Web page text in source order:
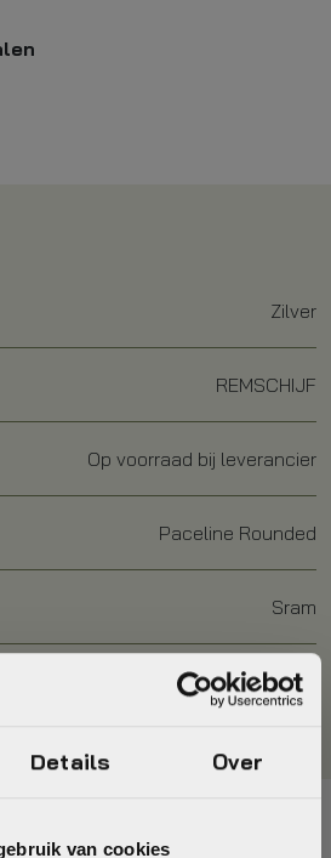
Details Over
van cookies
Zilver
REMSCHIJF
Op voorraad bij leverancier
Paceline Rounded
Sram
Zilver